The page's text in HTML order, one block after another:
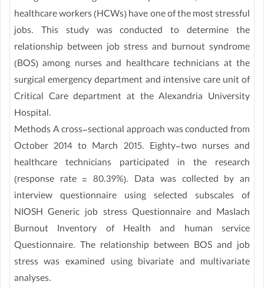
healthcare workers (HCWs) have one of the most stressful
jobs. This study was conducted to determine the
relationship between job stress and burnout syndrome
(BOS) among nurses and healthcare technicians at the
surgical emergency department and intensive care unit of
Critical Care department at the Alexandria University
Hospital.
Methods A cross-sectional approach was conducted from
October 2014 to March 2015. Eighty-two nurses and
healthcare technicians participated in the research
(response rate = 80.39%). Data was collected by an
interview questionnaire using selected subscales of
NIOSH Generic job stress Questionnaire and Maslach
Burnout Inventory of Health and human service
Questionnaire. The relationship between BOS and job
stress was examined using bivariate and multivariate
analyses.